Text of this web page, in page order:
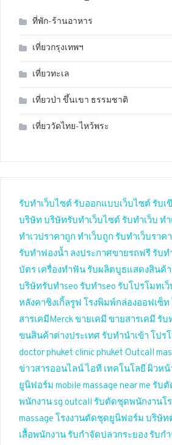
ที่พัก-ร้านอาหาร
เที่ยวกรุงเทพฯ
เที่ยวทะเล
เที่ยวป่า ขึ้นเขา ธรรมชาติ
เที่ยววัดไทย-ไหว้พระ
รับทำเว็บไซต์ รับออกแบบเว็บไซต์ รับเ
บริษัท บริษัทรับทำเว็บไซต์ รับทำเว็บ ท
ทำเวปราคาถูก ทำเว็บถูก รับทำเว็บราค
รับทำฟองน้ำ ลงประกาศขายรถฟรี รับท
บัตร เครื่องทำฟัน รับผลิตบูธแสดงสินค้า
บริษัทรับทำseo รับทำseo รับโปรโมทเว็
หลังคาชิงเกิ้ลรูฟ โรงพิมพ์กล่องออฟเซ็ท
สารเคมีMerckขายเคมี ขายสารเคมี รับ
ขนสินค้าต่างประเทศ รับทำนำเข้า โปร
doctor phuket clinic phuket Outcall
ข่าวสารออนไลน์ไอที เทคโนโลยี ผิวหน้
ยูนิฟอร์ม mobile massage near me รับ
พนักงาน sg outcall รับตัดชุดพนักงานโ
massage โรงงานตัดชุดยูนิฟอร์ม บริษัท
เสื้อพนักงาน รับกำจัดปลวกระยอง รับก